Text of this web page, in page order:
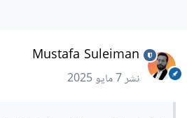
Mustafa Suleiman
نشر7 مايو 2025